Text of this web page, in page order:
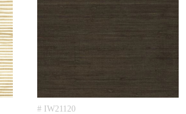
# IW21120